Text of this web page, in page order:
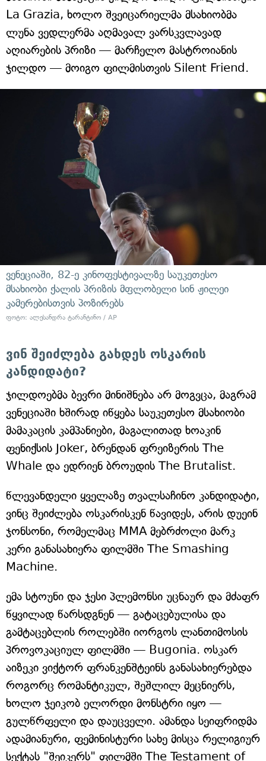
La Grazia, ხოლო შვეიცარიელმა მსახიობმა
ლუნა ვედლერმა აღმავალ ვარსკვლავად
აღიარების პრიზი — მარჩელო მასტროიანის
ჯილდო — მოიგო ფილმისთვის Silent Friend.
ვენეციაში, 82-ე კინოფესტივალზე საუკეთესო
მსახიობი ქალის პრიზის მფლობელი სინ ჟილეი
კამერებისთვის პოზირებს
ფოტო: ალესანდრა ტარანტინო / AP
ვინ შეიძლება გახდეს ოსკარის
კანდიდატი?
ჯილდოებმა ბევრი მინიშნება არ მოგვცა, მაგრამ
ვენეციაში ხშირად იწყება საუკეთესო მსახიობი
მამაკაცის კამპანიები, მაგალითად ხოაკინ
ფენიქსის Joker, ბრენდან ფრეიზერის The
Whale და ედრიენ ბროუდის The Brutalist.
წლევანდელი ყველაზე თვალსაჩინო კანდიდატი,
ვინც შეიძლება ოსკარისკენ წავიდეს, არის დუეინ
ჯონსონი, რომელმაც MMA მებრძოლი მარკ
კერი განასახიერა ფილმში The Smashing
Machine.
ემა სტოუნი და ჯესი პლემონსი უცნაურ და მძაფრ
წყვილად წარსდგნენ — გატაცებულისა და
გამტაცებლის როლებში იორგოს ლანთიმოსის
პროვოკაციულ ფილმში — Bugonia. ოსკარ
აიზეკი ვიქტორ ფრანკენშტეინს განასახიერებდა
როგორც რომანტიკულ, შეშლილ მეცნიერს,
ხოლო ჯეიკობ ელორდი მონსტრი იყო —
გულწრფელი და დაუცველი. ამანდა სეიფრიდმა
ადამიანური, ფემინისტური სახე მისცა რელიგიურ
სექტას "შეიკერს" ფილმში The Testament of